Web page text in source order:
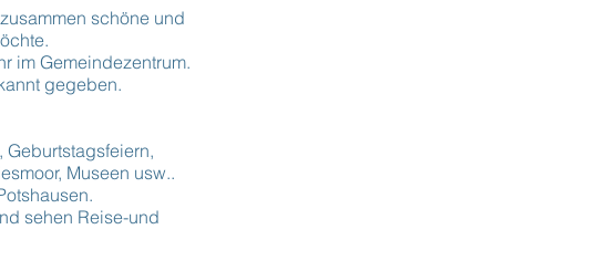
schöne und
im Gemeindezentrum.
gegeben.
Museen usw..
sehen Reise-und